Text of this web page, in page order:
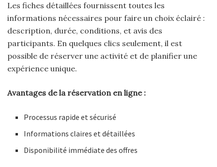
Les fiches détaillées fournissent toutes les
informations nécessaires pour faire un choix éclairé :
description, durée, conditions, et avis des
participants. En quelques clics seulement, il est
possible de réserver une activité et de planifier une
expérience unique.
Avantages de la réservation en ligne :
Processus rapide et sécurisé
Informations claires et détaillées
Disponibilité immédiate des offres